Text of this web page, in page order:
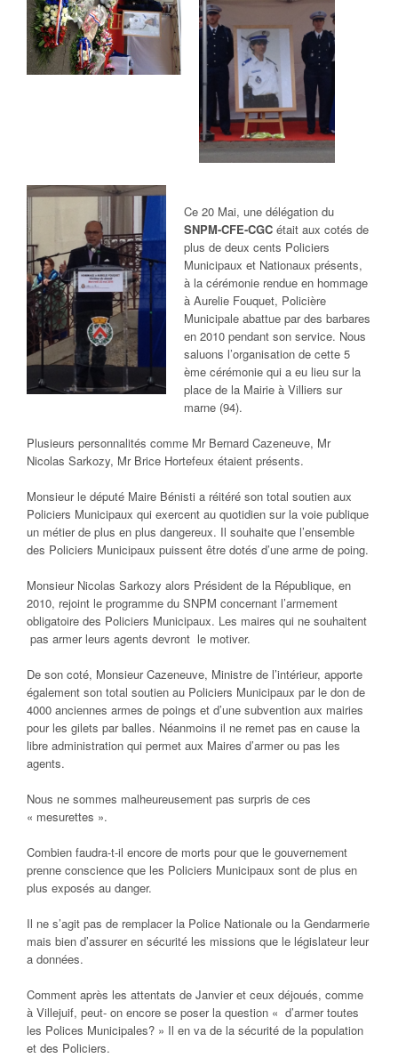
Ce 20 Mai, une délégation du
SNPM-CFE-CGC était aux cotés de
plus de deux cents Policiers
Municipaux et Nationaux présents,
à la cérémonie rendue en hommage
à Aurelie Fouquet, Policière
Municipale abattue par des barbares
en 2010 pendant son service. Nous
saluons l’organisation de cette 5
ème cérémonie qui a eu lieu sur la
place de la Mairie à Villiers sur
marne (94).
Plusieurs personnalités comme Mr Bernard Cazeneuve, Mr
Nicolas Sarkozy, Mr Brice Hortefeux étaient présents.
Monsieur le député Maire Bénisti a réitéré son total soutien aux
Policiers Municipaux qui exercent au quotidien sur la voie publique
un métier de plus en plus dangereux. Il souhaite que l’ensemble
des Policiers Municipaux puissent être dotés d’une arme de poing.
Monsieur Nicolas Sarkozy alors Président de la République, en
2010, rejoint le programme du SNPM concernant l’armement
obligatoire des Policiers Municipaux. Les maires qui ne souhaitent
pas armer leurs agents devront le motiver.
De son coté, Monsieur Cazeneuve, Ministre de l’intérieur, apporte
également son total soutien au Policiers Municipaux par le don de
4000 anciennes armes de poings et d’une subvention aux mairies
pour les gilets par balles. Néanmoins il ne remet pas en cause la
libre administration qui permet aux Maires d’armer ou pas les
agents.
Nous ne sommes malheureusement pas surpris de ces
« mesurettes ».
Combien faudra-t-il encore de morts pour que le gouvernement
prenne conscience que les Policiers Municipaux sont de plus en
plus exposés au danger.
Il ne s’agit pas de remplacer la Police Nationale ou la Gendarmerie
mais bien d’assurer en sécurité les missions que le législateur leur
a données.
Comment après les attentats de Janvier et ceux déjoués, comme
à Villejuif, peut- on encore se poser la question « d’armer toutes
les Polices Municipales? » Il en va de la sécurité de la population
et des Policiers.